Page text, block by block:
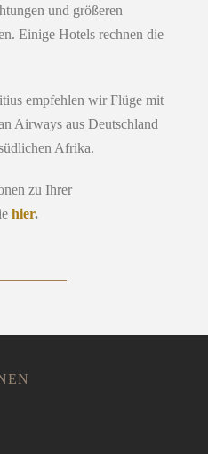
und größeren
Einige Hotels rechnen die
empfehlen wir Flüge mit
Airways aus Deutschland
Afrika.
zu Ihrer
hier.